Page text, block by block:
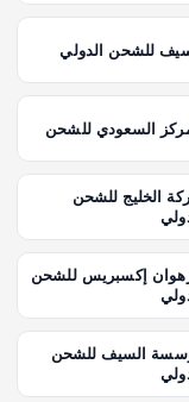
للشحن الدولي
السعودي للشحن
الخليج للشحن
إكسبريس للشحن
السيف للشحن